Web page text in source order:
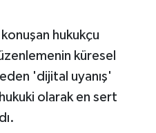
hukukçu
küresel
'dijital uyanış'
olarak en sert